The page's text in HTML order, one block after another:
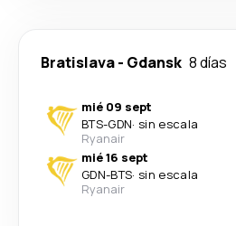
Bratislava- Gdansk 8 días
mié 09 sept
BTS-GDN· sin escala
Ryanair
mié 16 sept
GDN-BTS· sin escala
Ryanair